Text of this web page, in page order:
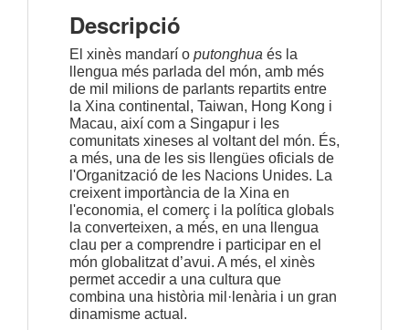
Descripció
El xinès mandarí o putonghua és la
llengua més parlada del món, amb més
de mil milions de parlants repartits entre
la Xina continental, Taiwan, Hong Kong i
Macau, així com a Singapur i les
comunitats xineses al voltant del món. És,
a més, una de les sis llengües oficials de
l'Organització de les Nacions Unides. La
creixent importància de la Xina en
l'economia, el comerç i la política globals
la converteixen, a més, en una llengua
clau per a comprendre i participar en el
món globalitzat d’avui. A més, el xinès
permet accedir a una cultura que
combina una història mil·lenària i un gran
dinamisme actual.